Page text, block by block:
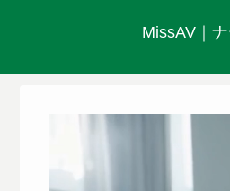
MissAV｜